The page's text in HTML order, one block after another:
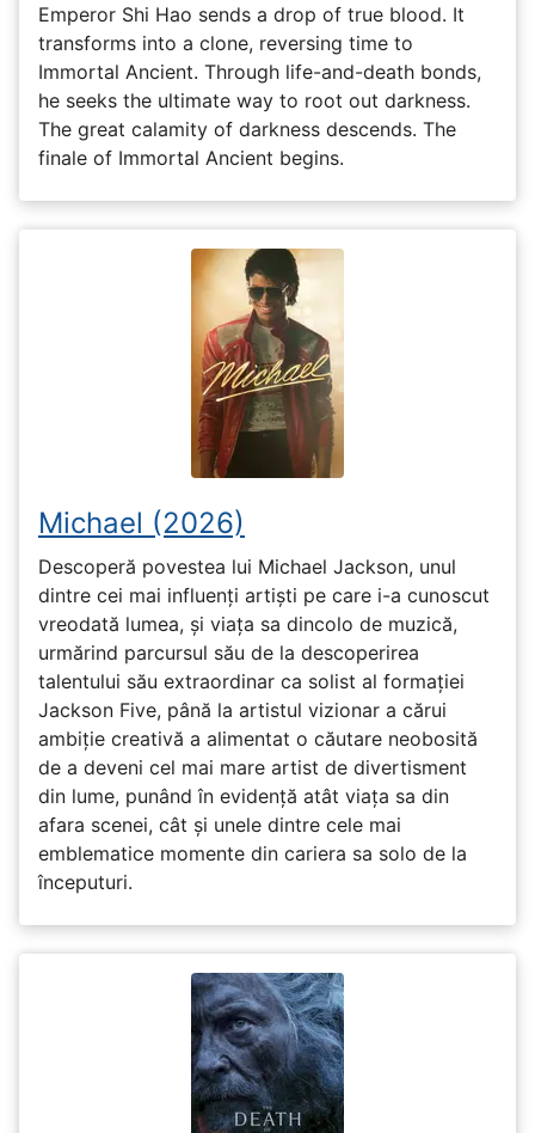
Emperor Shi Hao sends a drop of true blood. It
transforms into a clone, reversing time to
Immortal Ancient. Through life-and-death bonds,
he seeks the ultimate way to root out darkness.
The great calamity of darkness descends. The
finale of Immortal Ancient begins.
Michael (2026)
Descoperă povestea lui Michael Jackson, unul
dintre cei mai influenți artiști pe care i-a cunoscut
vreodată lumea, și viața sa dincolo de muzică,
urmărind parcursul său de la descoperirea
talentului său extraordinar ca solist al formației
Jackson Five, până la artistul vizionar a cărui
ambiție creativă a alimentat o căutare neobosită
de a deveni cel mai mare artist de divertisment
din lume, punând în evidență atât viața sa din
afara scenei, cât și unele dintre cele mai
emblematice momente din cariera sa solo de la
începuturi.